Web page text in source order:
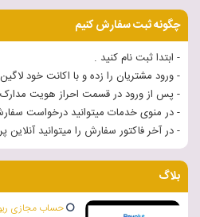
چگونه ثبت سفارش کنیم
- ابتدا ثبت نام کنید .
- ورود مشتریان را زده و با اکانت خود
- پس از ورود در قسمت احراز هویت مدارک
- در منوی خدمات میتوانید درخواست
- در آخر فاکتور سفارش را میتوانید آنلاین
بلاگ
حساب مجازی